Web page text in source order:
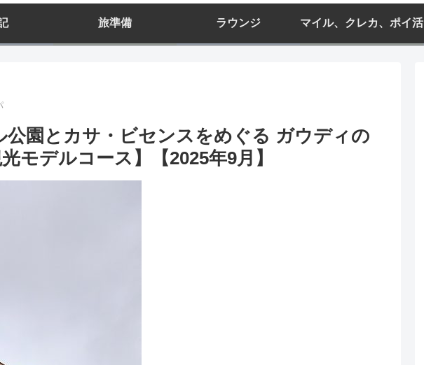
旅準備 ラウンジ マイル、クレカ、ポイ活
公園とカサ・ビセンスをめぐる ガウディの
モデルコース】【2025年9月】